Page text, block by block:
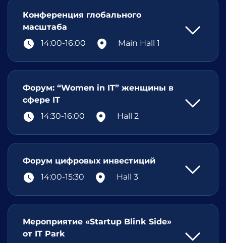
Конференция глобального
масштаба
14:00-16:00
Main Hall 1
Форум: “Women in IT” женщины в
сфере IT
14:30-16:00
Hall 2
Форум цифровых инвестиций
14:00-15:30
Hall 3
Мероприятие «Startup Blink Side»
от IT Park